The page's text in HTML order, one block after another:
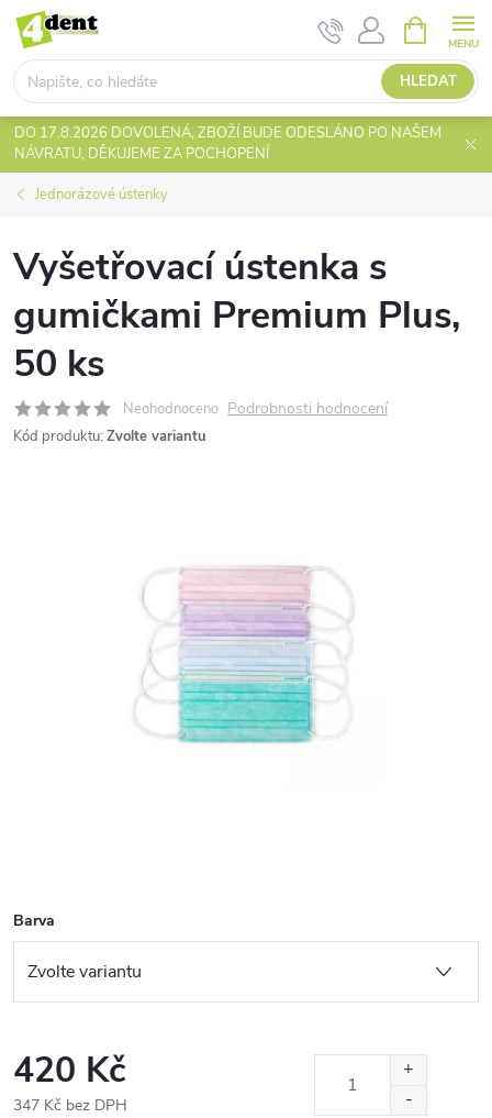
Přejít
obsah
HLEDAT
NÁKUPNÍ
KOŠÍK
DO 17.8.2026 DOVOLENÁ, ZBOŽÍ BUDE ODESLÁNO PO NAŠEM
NÁVRATU, DĚKUJEME ZA POCHOPENÍ
Jednorázové ústenky
Vyšetřovací ústenka s
gumičkami Premium Plus,
50 ks
Neohodnoceno Podrobnosti hodnocení
Kód produktu: Zvolte variantu
Barva
420 Kč
347 Kč bez DPH